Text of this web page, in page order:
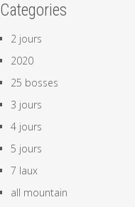
Categories
2 jours
2020
25 bosses
3 jours
4 jours
5 jours
7 laux
all mountain